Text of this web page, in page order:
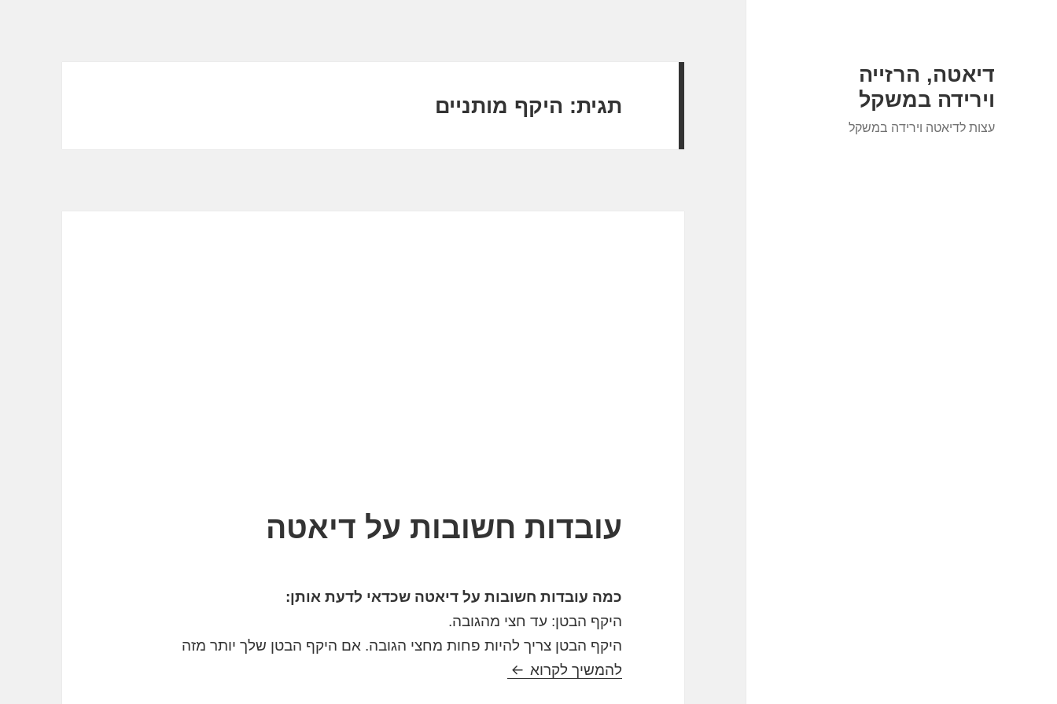
דיאטה, הרזייה
וירידה במשקל
עצות לדיאטה וירידה במשקל
תגית: היקף מותניים
עובדות חשובות על דיאטה
כמה עובדות חשובות על דיאטה שכדאי לדעת אותן:
היקף הבטן: עד חצי מהגובה.
היקף הבטן צריך להיות פחות מחצי הגובה. אם היקף הבטן שלך יותר מזה
להמשיך לקרוא עובדות חשובות על דיאטה